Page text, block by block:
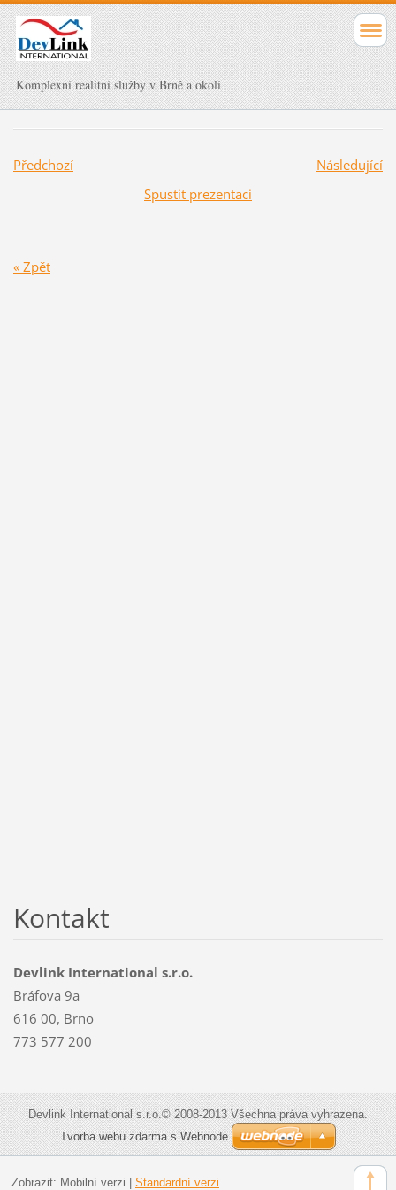
Komplexní realitní služby v Brně a okolí
Předchozí
Následující
Spustit prezentaci
« Zpět
Kontakt
Devlink International s.r.o.
Bráfova 9a
616 00, Brno
773 577 200
Devlink International s.r.o.© 2008-2013 Všechna práva vyhrazena.
Tvorba webu zdarma s Webnode
Zobrazit: Mobilní verzi Standardní verzi